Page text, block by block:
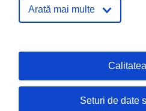
Registru catalog:
2026
26
Arată mai multe
Calitatea
Seturi de date